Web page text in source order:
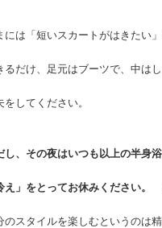
には「短いスカートがはきたい
るだけ、足元はブーツで、中は
をしてください。
し、その夜はいつも以上の半身
え」をとってお休みください。
のスタイルを楽しむというのは